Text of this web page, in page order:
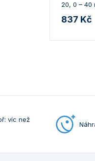
20, 0 – 40
837 Kč
víc než